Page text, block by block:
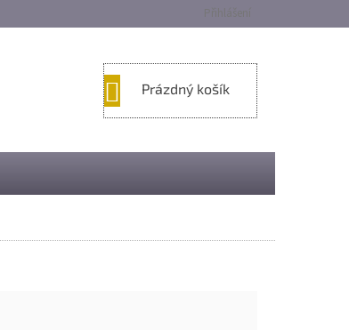
Přihlášení
KOŠÍK
Prázdný košík